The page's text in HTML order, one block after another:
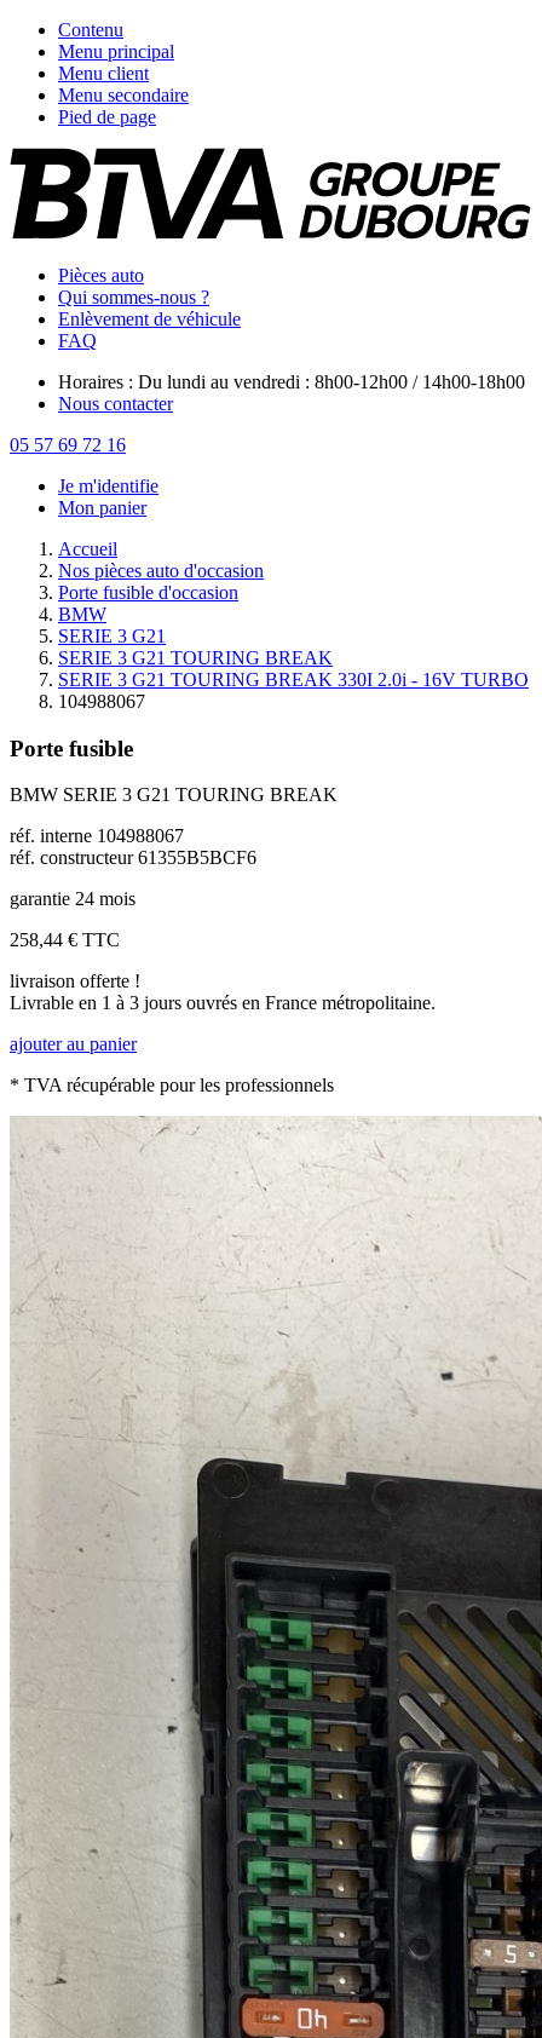
Contenu
Menu principal
Menu client
Menu secondaire
Pied de page
Pièces auto
Qui sommes-nous ?
Enlèvement de véhicule
FAQ
Horaires : Du lundi au vendredi : 8h00-12h00 / 14h00-18h00
Nous contacter
05 57 69 72 16
Je m'identifie
Mon panier
Accueil
Nos pièces auto d'occasion
Porte fusible d'occasion
BMW
SERIE 3 G21
SERIE 3 G21 TOURING BREAK
SERIE 3 G21 TOURING BREAK 330I 2.0i - 16V TURBO
104988067
Porte fusible
BMW SERIE 3 G21 TOURING BREAK
réf. interne 104988067
réf. constructeur 61355B5BCF6
garantie 24 mois
258,44 € TTC
livraison offerte !
Livrable en 1 à 3 jours ouvrés en France métropolitaine.
ajouter au panier
* TVA récupérable pour les professionnels